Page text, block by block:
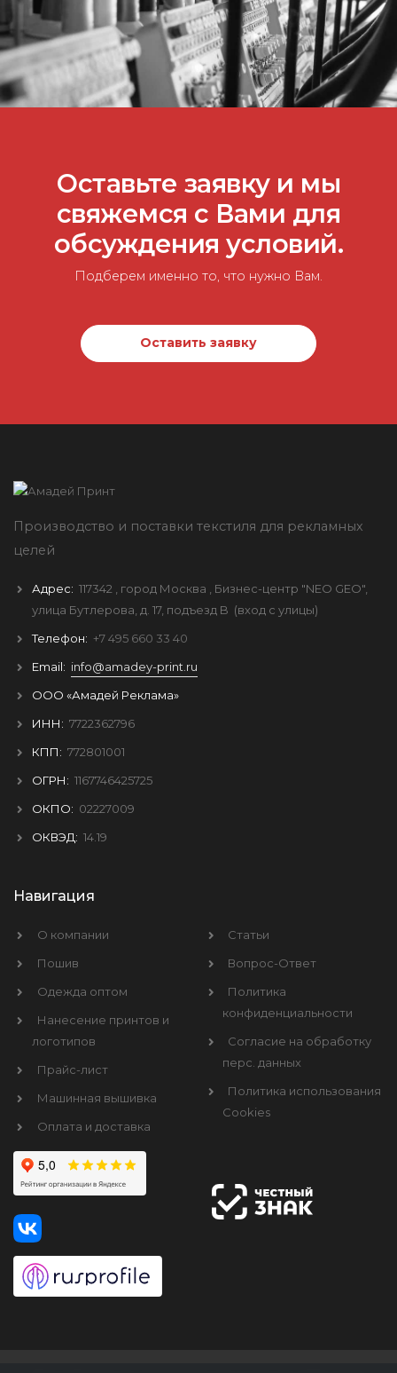
Оставьте заявку и мы
свяжемся с Вами для
обсуждения условий.
Подберем именно то, что нужно Вам.
Оставить заявку
Производство и поставки текстиля для рекламных
целей
Адрес: 117342 , город Москва
, Бизнес-центр "NEO GEO",
улица Бутлерова, д. 17, подъезд B (вход с улицы)
Телефон: +7 495 660 33 40
Email: info@amadey-print.ru
ООО «Амадей Реклама»
ИНН: 7722362796
КПП: 772801001
ОГРН: 1167746425725
ОКПО: 02227009
ОКВЭД: 14.19
Навигация
О компании
Пошив
Одежда оптом
Нанесение принтов и
логотипов
Прайс-лист
Машинная вышивка
Оплата и доставка
Статьи
Вопрос-Ответ
Политика
конфиденциальности
Согласие на обработку
перс. данных
Политика использования
Cookies